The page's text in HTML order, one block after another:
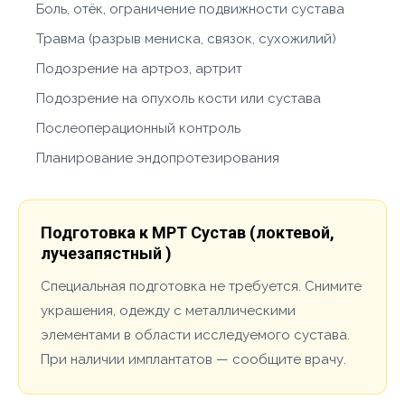
Боль, отёк, ограничение подвижности сустава
Травма (разрыв мениска, связок, сухожилий)
Подозрение на артроз, артрит
Подозрение на опухоль кости или сустава
Послеоперационный контроль
Планирование эндопротезирования
Подготовка к МРТ Сустав (локтевой,
лучезапястный )
Специальная подготовка не требуется. Снимите
украшения, одежду с металлическими
элементами в области исследуемого сустава.
При наличии имплантатов — сообщите врачу.